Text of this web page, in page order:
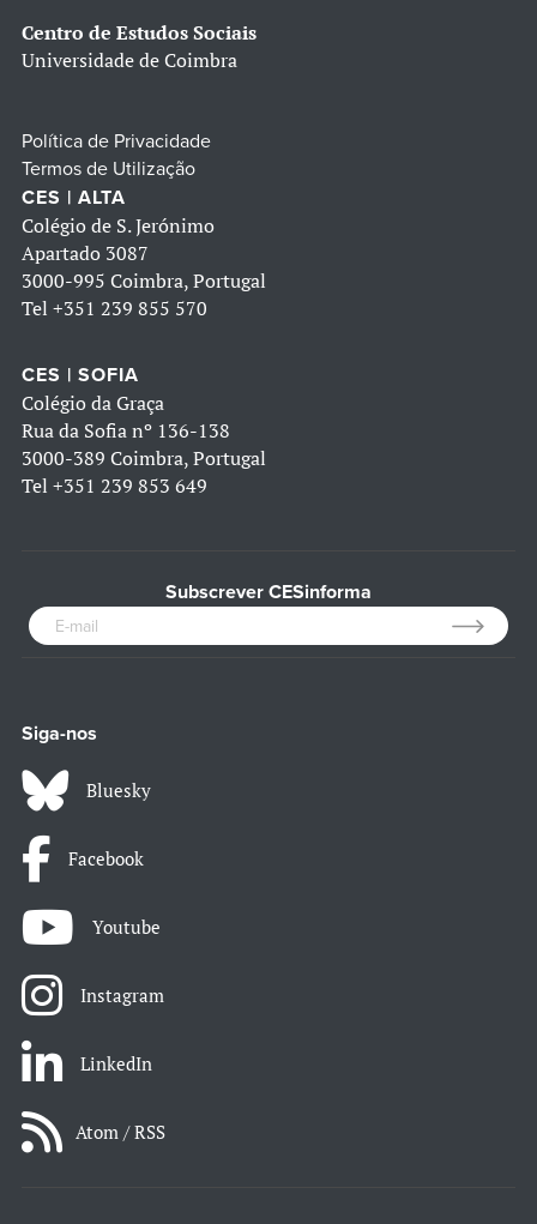
Centro de Estudos Sociais
Universidade de Coimbra
Política de Privacidade
Termos de Utilização
CES | ALTA
Colégio de S. Jerónimo
Apartado 3087
3000-995 Coimbra, Portugal
Tel +351 239 855 570
CES | SOFIA
Colégio da Graça
Rua da Sofia nº 136-138
3000-389 Coimbra, Portugal
Tel +351 239 853 649
Subscrever CESinforma
Siga-nos
Bluesky
Facebook
Youtube
Instagram
LinkedIn
Atom / RSS